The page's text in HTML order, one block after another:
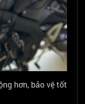
hơn, bảo vệ tốt